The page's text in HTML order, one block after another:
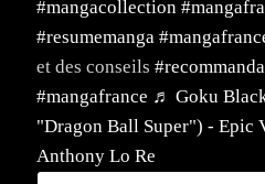
#mangacollection
#resumemanga
et des conseils
#mangafrance ♬ Goku
"Dragon Ball Super") - Epic
Anthony Lo Re